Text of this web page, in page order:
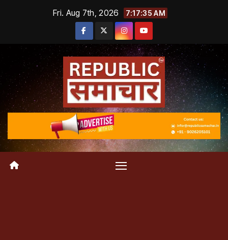
Fri. Aug 7th, 2026 7:17:36 AM